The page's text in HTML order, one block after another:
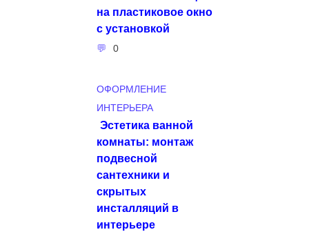
на пластиковое окно
с установкой
0
ОФОРМЛЕНИЕ
ИНТЕРЬЕРА
Эстетика ванной
комнаты: монтаж
подвесной
сантехники и
скрытых
инсталляций в
интерьере